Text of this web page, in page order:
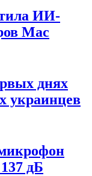
ИИ-
Mac
днях
украинцев
дБ